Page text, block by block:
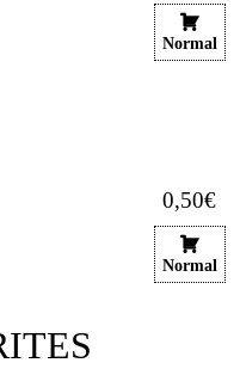
Normal
0,50€
Normal